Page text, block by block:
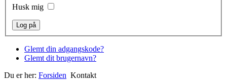
Husk mig
Glemt din adgangskode?
Glemt dit brugernavn?
Du er her: Forsiden Kontakt